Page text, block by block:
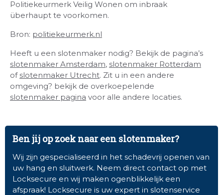
Politiekeurmerk Veilig Wonen om inbraak
überhaupt te voorkomen.
Bron: politiekeurmerk.nl
Heeft u een slotenmaker nodig? Bekijk de pagina’s
slotenmaker Amsterdam, slotenmaker Rotterdam
of slotenmaker Utrecht. Zit u in een andere
omgeving? bekijk de overkoepelende
slotenmaker pagina voor alle andere locaties.
Ben jij op zoek naar een slotenmaker?
Wij zijn gespecialiseerd in het schadevrij openen van
uw hang en sluitwerk. Neem direct contact op met
Locksecure en wij maken ogenblikkelijk een
afspraak! Locksecure is uw expert in slotenservice